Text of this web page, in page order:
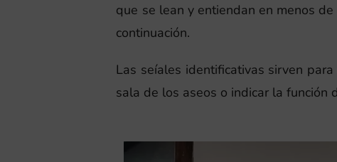
que se lean y entiendan en menos
continuación.
Las seíales identificativas sirven
sala de los aseos o indicar la función